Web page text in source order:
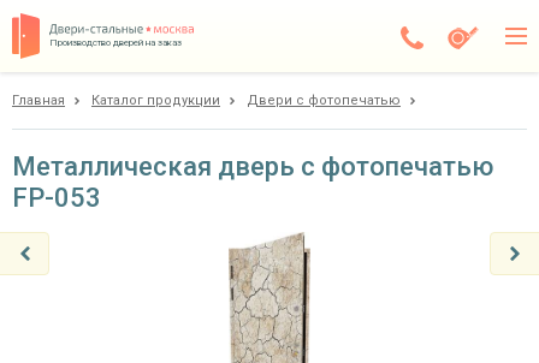
Производство дверей на заказ
Доставка
Главная Каталог продукции Двери с фотопечатью
Металлическая дверь с фотопечатью
FP-053